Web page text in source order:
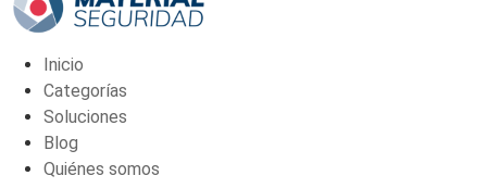
EXTENSION-
cantidadInicio
Categorías
Soluciones
Blog
Quiénes somos